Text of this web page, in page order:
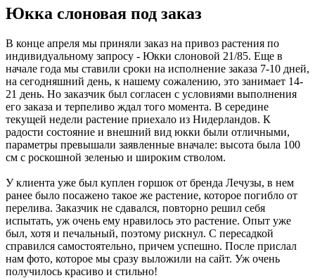
Юкка слоновая под заказ
В конце апреля мы приняли заказ на привоз растения по
индивидуальному запросу - Юкки слоновой 21/85. Еще в
начале года мы ставили сроки на исполнение заказа 7-10 дней,
на сегодняшний день, к нашему сожалению, это занимает 14-
21 день. Но заказчик был согласен с условиями выполнения
его заказа и терпеливо ждал того момента. В середине
текущей недели растение приехало из Нидерландов. К
радости состояние и внешний вид юкки были отличными,
параметры превышали заявленные вначале: высота была 100
см с роскошной зеленью и широким стволом.
У клиента уже был куплен горшок от бренда Лечузы, в нем
ранее было посажено такое же растение, которое погибло от
перелива. Заказчик не сдавался, повторно решил себя
испытать, уж очень ему нравилось это растение. Опыт уже
был, хотя и печальный, поэтому рискнул. С пересадкой
справился самостоятельно, причем успешно. После прислал
нам фото, которое мы сразу выложили на сайт. Уж очень
получилось красиво и стильно!